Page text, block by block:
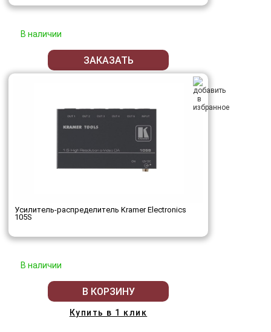
В наличии
ЗАКАЗАТЬ
Усилитель-распределитель Kramer Electronics
105S
В наличии
В КОРЗИНУ
Купить в 1 клик